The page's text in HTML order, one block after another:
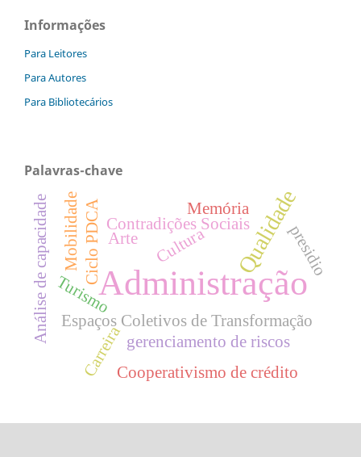
Informações
Para Leitores
Para Autores
Para Bibliotecários
Palavras-chave
Administração
Qualidade
Contradições Sociais
Espaços Coletivos de Transformação
Ciclo PDCA
Análise de capacidade
Carreira
Cultura
Memória
Turismo
gerenciamento de riscos
Mobilidade presidio
Arte
Cooperativismo de crédito